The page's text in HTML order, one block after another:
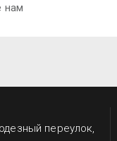
нам
переулок,